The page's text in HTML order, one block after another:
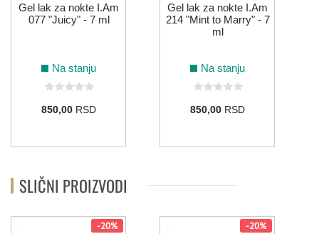
Gel lak za nokte I.Am
077 "Juicy" - 7 ml
Na stanju
850,00RSD
Gel lak za nokte I.Am
214 "Mint to Marry" - 7
ml
Na stanju
850,00RSD
SLIČNI PROIZVODI
-20% -20%